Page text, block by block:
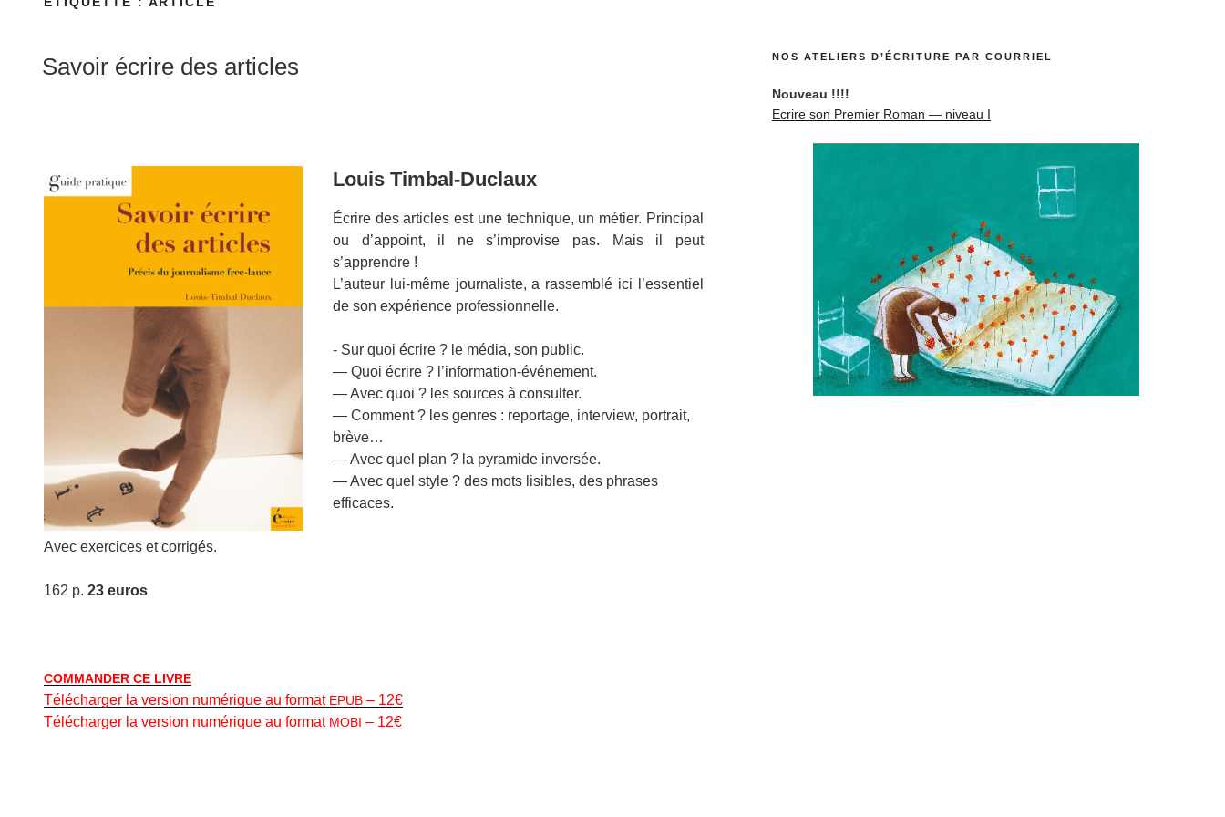
Savoir écrire des articles
Louis Timbal-Duclaux
Écrire des arti­cles est une tech­nique, un méti­er. Prin­ci­pal
ou d’appoint, il ne s’improvise pas. Mais il peut
s’apprendre !
L’au­teur lui-même jour­nal­iste, a rassem­blé ici l’essentiel
de son expéri­ence professionnelle.
- Sur quoi écrire ? le média, son public.
— Quoi écrire ? l’information-événement.
— Avec quoi ? les sources à consulter.
— Com­ment ? les gen­res : reportage, inter­view, por­trait,
brève…
— Avec quel plan ? la pyra­mide inversée.
— Avec quel style ? des mots lis­i­bles, des phras­es
efficaces.
Avec exer­ci­ces et corrigés.
162 p. 23 euros
COMMANDER CE LIVRE
Télécharg­er la ver­sion numérique au for­mat EPUB – 12€
Télécharg­er la ver­sion numérique au for­mat MOBI – 12€
NOS ATELIERS D’ÉCRITURE PAR COURRIEL
Nou­veau !!!!
Ecrire son Pre­mier Roman — niveau I